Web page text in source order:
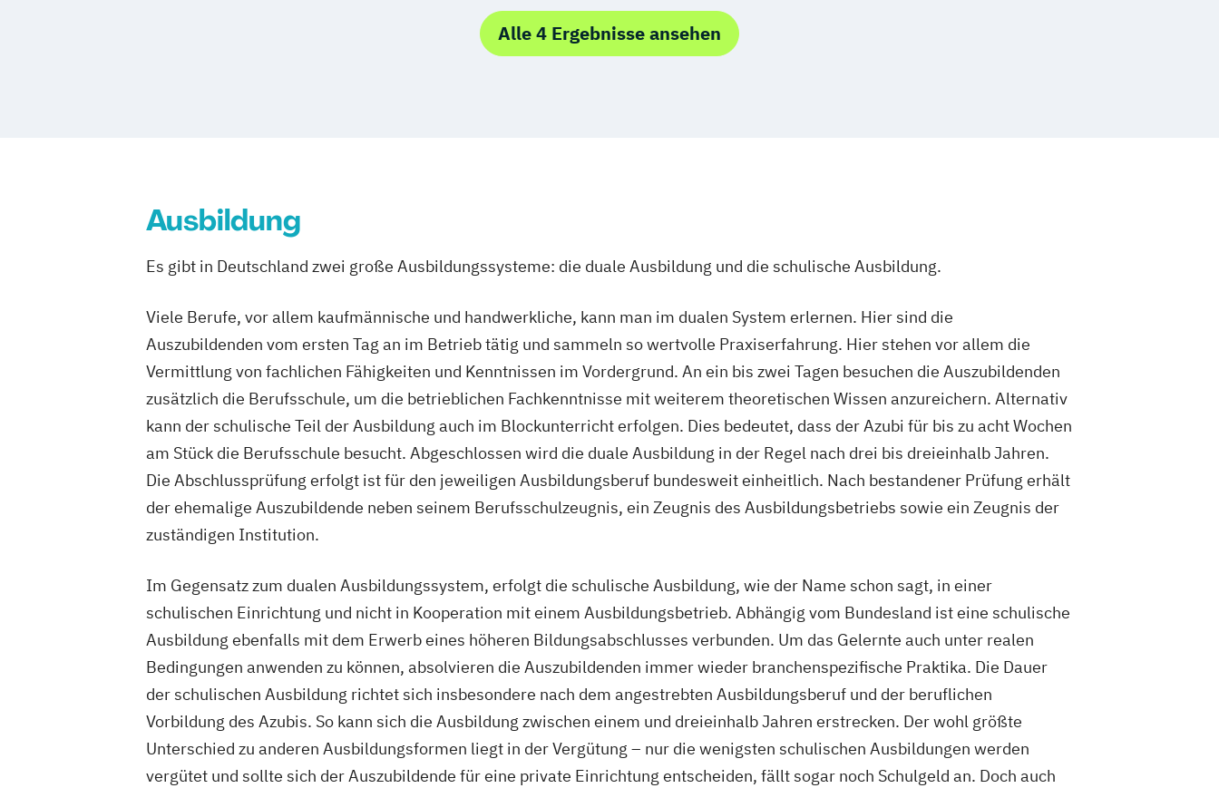
Alle 4 Ergebnisse ansehen
Ausbildung
Es gibt in Deutschland zwei große Ausbildungssysteme: die duale Ausbildung und die schulische Ausbildung.
Viele Berufe, vor allem kaufmännische und handwerkliche, kann man im dualen System erlernen. Hier sind die
Auszubildenden vom ersten Tag an im Betrieb tätig und sammeln so wertvolle Praxiserfahrung. Hier stehen vor allem die
Vermittlung von fachlichen Fähigkeiten und Kenntnissen im Vordergrund. An ein bis zwei Tagen besuchen die Auszubildenden
zusätzlich die Berufsschule, um die betrieblichen Fachkenntnisse mit weiterem theoretischen Wissen anzureichern. Alternativ
kann der schulische Teil der Ausbildung auch im Blockunterricht erfolgen. Dies bedeutet, dass der Azubi für bis zu acht Wochen
am Stück die Berufsschule besucht. Abgeschlossen wird die duale Ausbildung in der Regel nach drei bis dreieinhalb Jahren.
Die Abschlussprüfung erfolgt ist für den jeweiligen Ausbildungsberuf bundesweit einheitlich. Nach bestandener Prüfung erhält
der ehemalige Auszubildende neben seinem Berufsschulzeugnis, ein Zeugnis des Ausbildungsbetriebs sowie ein Zeugnis der
zuständigen Institution.
Im Gegensatz zum dualen Ausbildungssystem, erfolgt die schulische Ausbildung, wie der Name schon sagt, in einer
schulischen Einrichtung und nicht in Kooperation mit einem Ausbildungsbetrieb. Abhängig vom Bundesland ist eine schulische
Ausbildung ebenfalls mit dem Erwerb eines höheren Bildungsabschlusses verbunden. Um das Gelernte auch unter realen
Bedingungen anwenden zu können, absolvieren die Auszubildenden immer wieder branchenspezifische Praktika. Die Dauer
der schulischen Ausbildung richtet sich insbesondere nach dem angestrebten Ausbildungsberuf und der beruflichen
Vorbildung des Azubis. So kann sich die Ausbildung zwischen einem und dreieinhalb Jahren erstrecken. Der wohl größte
Unterschied zu anderen Ausbildungsformen liegt in der Vergütung – nur die wenigsten schulischen Ausbildungen werden
vergütet und sollte sich der Auszubildende für eine private Einrichtung entscheiden, fällt sogar noch Schulgeld an. Doch auch